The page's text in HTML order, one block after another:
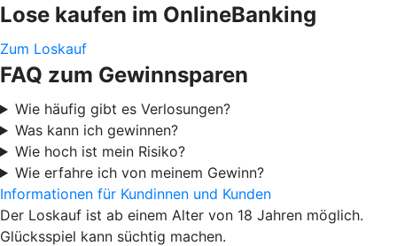
Lose kaufen im OnlineBanking
Zum Loskauf
FAQ zum Gewinnsparen
Wie häufig gibt es Verlosungen?
Was kann ich gewinnen?
Wie hoch ist mein Risiko?
Wie erfahre ich von meinem Gewinn?
Informationen für Kundinnen und Kunden
Der Loskauf ist ab einem Alter von 18 Jahren möglich.
Glücksspiel kann süchtig machen.